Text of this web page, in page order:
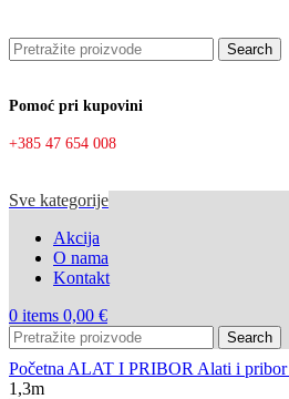
Search
Pomoć pri kupovini
+385 47 654 008
Sve kategorije
Akcija
O nama
Kontakt
0 items 0,00 €
Search
Početna ALAT I PRIBOR Alati i pribor
1,3m